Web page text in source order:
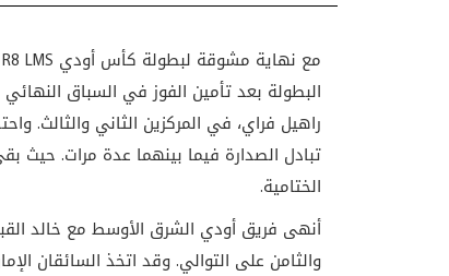
البطولة بعد تأمين الفوز في السباق
راهيل فراي، في المركزين الثاني والثالث.
الختامية.
أنهى فريق أودي الشرق الأوسط مع خالد